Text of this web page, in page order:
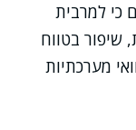
כי למרבית
בטווח
מערכתיות